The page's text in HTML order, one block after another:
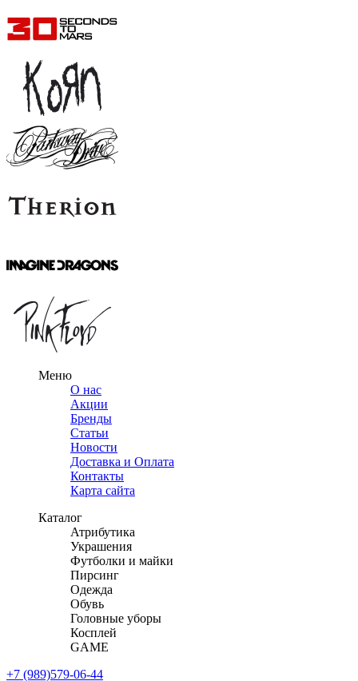
Меню
О нас
Акции
Бренды
Статьи
Новости
Доставка и Оплата
Контакты
Карта сайта
Каталог
Атрибутика
Украшения
Футболки и майки
Пирсинг
Одежда
Обувь
Головные уборы
Косплей
GAME
+7 (989)579-06-44